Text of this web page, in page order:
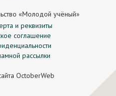
«Молодой учёный»
и реквизиты
соглашение
рассылки
OctoberWeb